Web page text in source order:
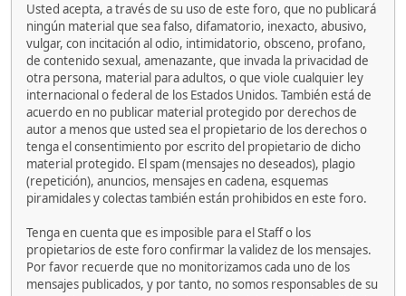
Usted acepta, a través de su uso de este foro, que no publicará
ningún material que sea falso, difamatorio, inexacto, abusivo,
vulgar, con incitación al odio, intimidatorio, obsceno, profano,
de contenido sexual, amenazante, que invada la privacidad de
otra persona, material para adultos, o que viole cualquier ley
internacional o federal de los Estados Unidos. También está de
acuerdo en no publicar material protegido por derechos de
autor a menos que usted sea el propietario de los derechos o
tenga el consentimiento por escrito del propietario de dicho
material protegido. El spam (mensajes no deseados), plagio
(repetición), anuncios, mensajes en cadena, esquemas
piramidales y colectas también están prohibidos en este foro.
Tenga en cuenta que es imposible para el Staff o los
propietarios de este foro confirmar la validez de los mensajes.
Por favor recuerde que no monitorizamos cada uno de los
mensajes publicados, y por tanto, no somos responsables de su